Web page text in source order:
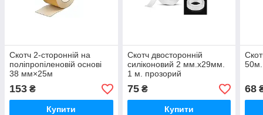
Скотч 2-сторонній на
поліпропіленовій основі
38 мм×25м
153 ₴
Купити
Скотч двосторонній
силіконовий 2 мм.х29мм.
1 м. прозорий
75₴
Купити
68